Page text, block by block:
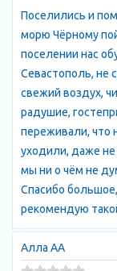
белорусы — 1.6%,
армяне — 0.3%,
азербайджанцы —
Климат в
континентальный;
на юго-
с чертами
средняя
Поселились и
морю Чёрному
поселении нас
Севастополь, не
свежий воздух,
радушие,
переживали, что
уходили, даже не
мы ни о чём не
Спасибо
рекомендую
Алла АА